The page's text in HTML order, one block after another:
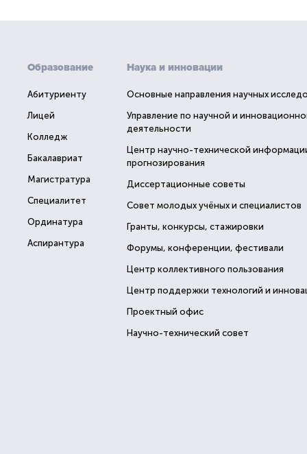
Образование
Абитуриенту
Лицей
Колледж
Бакалавриат
Магистратура
Специалитет
Ординатура
Аспирантура
Наука и инновации
Основные направления научных
Управление по научной и
деятельности
Центр научно-технической
прогнозирования
Диссертационные советы
Совет молодых учёных и специалистов
Гранты, конкурсы, стажировки
Форумы, конференции, фестивали
Центр коллективного пользования
Центр поддержки технологий и
Проектный офис
Научно-технический совет